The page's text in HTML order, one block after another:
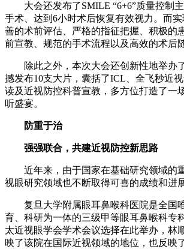
大会还发布了SMILE “6+6”质量控制主
手术、达到6小时术后恢复有效视力。而实
善的术前评估、严格的指征把握、积极的
前宣教、规范的手术流程以及高效的术后
除此之外，本次大会还创新性地举办
撼发布10支大片，囊括了ICL、全飞秒近
读及近视防控科普宣教，多方位打造了一
听盛宴。
防重于治
强强联合，共建近视防控新思路
近年来，由于国家在基础研究领域的
视眼研究领域也不断取得可喜的成绩和进展
复旦大学附属眼耳鼻喉科医院是全国
育、科研为一体的三级甲等眼耳鼻喉科专
太近视眼学会学术会议选择在此举办，林
映了该院在国际近视领域的地位，也反映